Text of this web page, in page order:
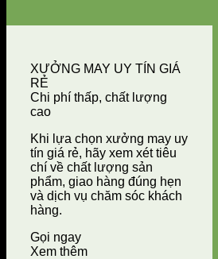
XƯỞNG MAY UY TÍN GIÁ
RẺ
Chi phí thấp, chất lượng
cao
Khi lựa chọn xưởng may uy
tín giá rẻ, hãy xem xét tiêu
chí về chất lượng sản
phẩm, giao hàng đúng hẹn
và dịch vụ chăm sóc khách
hàng.
Gọi ngay
Xem thêm